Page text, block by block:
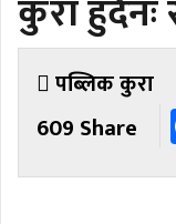
कुरा हुँदैनः
पब्लिक कुरा
609 Share